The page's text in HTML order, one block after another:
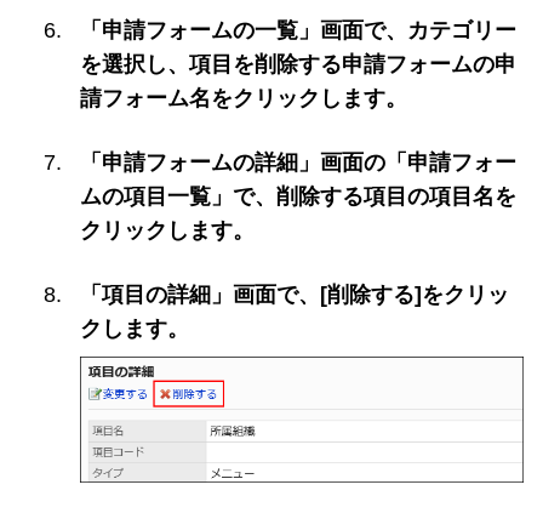
「申請フォームの一覧」画面で、カテゴリー
を選択し、項目を削除する申請フォームの申
請フォーム名をクリックします。
「申請フォームの詳細」画面の「申請フォー
ムの項目一覧」で、削除する項目の項目名を
クリックします。
「項目の詳細」画面で、[削除する]をクリッ
クします。